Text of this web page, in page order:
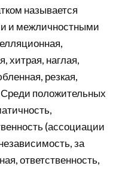
называется
и межличностными
хитрая, наглая,
резкая,
Среди положительных
(ассоциации
за
ответственность,